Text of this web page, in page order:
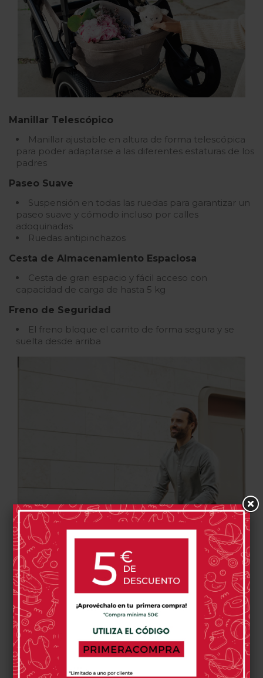
Manillar Telescópico
Manillar ajustable en altura de forma telescópica
para poder adaptarse a las diferentes estaturas de los
padres
Paseo Suave
Suspensión en todas las ruedas para garantizar un
paseo suave y cómodo incluso por calles
adoquinadas
Ruedas antipinchazos
Cesta de Almacenamiento Espaciosa
Cesta de gran espacio y fácil acceso con
capacidad de carga de hasta 5 kg
Freno de Seguridad
El freno bloque el carrito de forma segura y se
suelta desde arriba